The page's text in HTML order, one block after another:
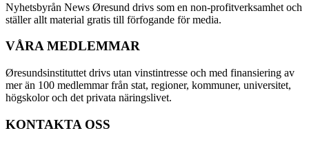
Nyhetsbyrån News Øresund drivs som en non-profitverksamhet och
ställer allt material gratis till förfogande för media.
VÅRA MEDLEMMAR
Øresundsinstituttet drivs utan vinst­intresse och med finansiering av
mer än 100 medlemmar från stat, regioner, kommuner, universitet,
högskolor och det privata näringslivet.
KONTAKTA OSS